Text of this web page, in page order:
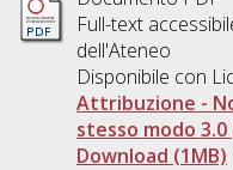
Full-text
dell'Ateneo
Disponibile con
Attribuzione -
stesso modo 3.0
Download (1MB)